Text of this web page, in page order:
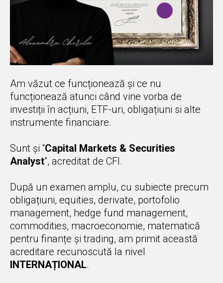
Am văzut ce funcționează și ce nu
funcționează atunci când vine vorba de
investiții în acțiuni, ETF-uri, obligațiuni si alte
instrumente financiare.
Sunt și “Capital Markets & Securities
Analyst”, acreditat de CFI.
După un examen amplu, cu subiecte precum
obligațiuni, equities, derivate, portofolio
management, hedge fund management,
commodities, macroeconomie, matematică
pentru finanțe și trading, am primit această
acreditare recunoscută la nivel
INTERNAȚIONAL.